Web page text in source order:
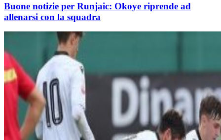
Buone notizie per Runjaic: Okoye riprende ad
allenarsi con la squadra